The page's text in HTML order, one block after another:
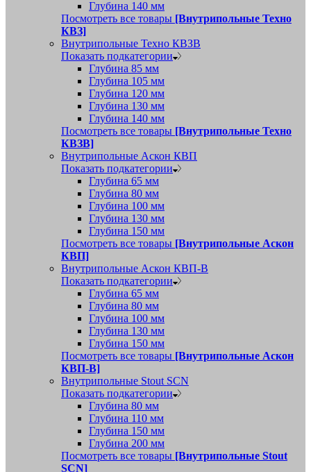
Глубина 140 мм
Посмотреть все товары [Внутрипольные Техно
КВЗ]
Внутрипольные Техно КВЗВ
Показать подкатегории
Глубина 85 мм
Глубина 105 мм
Глубина 120 мм
Глубина 130 мм
Глубина 140 мм
Посмотреть все товары [Внутрипольные Техно
КВЗВ]
Внутрипольные Аскон КВП
Показать подкатегории
Глубина 65 мм
Глубина 80 мм
Глубина 100 мм
Глубина 130 мм
Глубина 150 мм
Посмотреть все товары [Внутрипольные Аскон
КВП]
Внутрипольные Аскон КВП-В
Показать подкатегории
Глубина 65 мм
Глубина 80 мм
Глубина 100 мм
Глубина 130 мм
Глубина 150 мм
Посмотреть все товары [Внутрипольные Аскон
КВП-В]
Внутрипольные Stout SCN
Показать подкатегории
Глубина 80 мм
Глубина 110 мм
Глубина 150 мм
Глубина 200 мм
Посмотреть все товары [Внутрипольные Stout
SCN]